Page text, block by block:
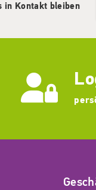
in Kontakt bleiben